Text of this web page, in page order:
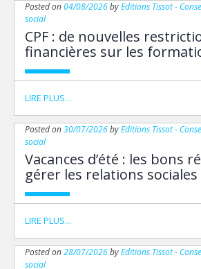
Posted on04/08/2026byEditions Tissot -
social
CPF : de nouvelles
financières sur les
LIRE PLUS...
Posted on30/07/2026byEditions Tissot -
social
Vacances d’été : les bons
gérer les relations sociales
LIRE PLUS...
Posted on28/07/2026byEditions Tissot -
social